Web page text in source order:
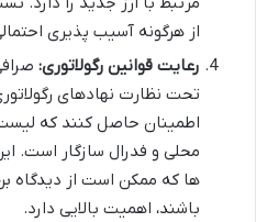
از هرگونه آسیب پذیری
رعایت قوانین رگولاتوری:
تحت نظارت نهادهای
اطمینان حاصل کنند که
محلی و فدرال سازگار است.
ها که ممکن است از دیدگاه
باشند، اهمیت بالایی دارد.